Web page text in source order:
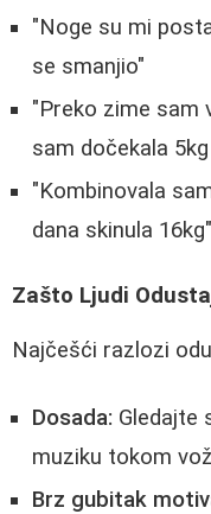
"Noge su mi
se smanjio"
"Preko zime sam
sam dočekala
"Kombinovala
dana skinula 16kg"
Zašto Ljudi
Najčešći razlozi
Dosada: Gledajte
muziku tokom
Brz gubitak